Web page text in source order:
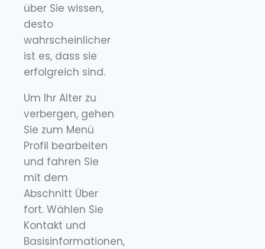
über Sie wissen,
desto
wahrscheinlicher
ist es, dass sie
erfolgreich sind.
Um Ihr Alter zu
verbergen, gehen
Sie zum Menü
Profil bearbeiten
und fahren Sie
mit dem
Abschnitt Über
fort. Wählen Sie
Kontakt und
Basisinformationen,